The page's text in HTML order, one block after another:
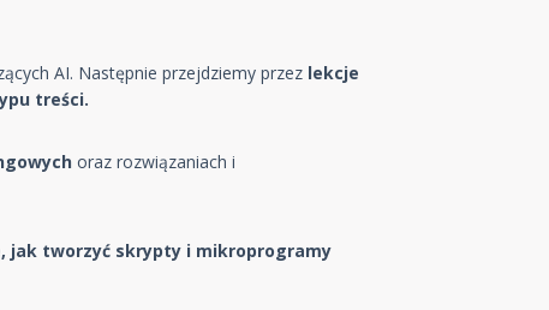
AI. Następnie przejdziemy przez lekcje
treści.
oraz rozwiązaniach i
jak tworzyć skrypty i mikroprogramy